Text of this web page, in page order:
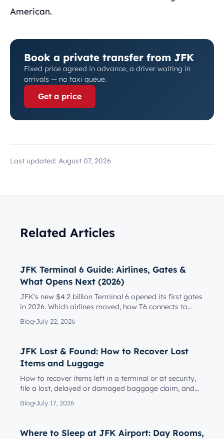
American.
Book a private transfer from JFK
Fixed price agreed in advance, a driver waiting in
arrivals — no taxi queue.
Get a price
Last updated: August 07, 2026
Related Articles
JFK Terminal 6 Guide: Airlines, Gates &
What Opens Next (2026)
JFK's new $4.2 billion Terminal 6 opened its first gates
in 2026. Which airlines moved, how T6 connects to
Terminal 5, l...
Blog July 22, 2026
JFK Lost & Found: How to Recover Lost
Items and Luggage
How to recover items left in a terminal or at security,
file a lost, delayed or damaged baggage claim, and
reach the rig...
Blog July 17, 2026
Where to Sleep at JFK Airport: Day Rooms,